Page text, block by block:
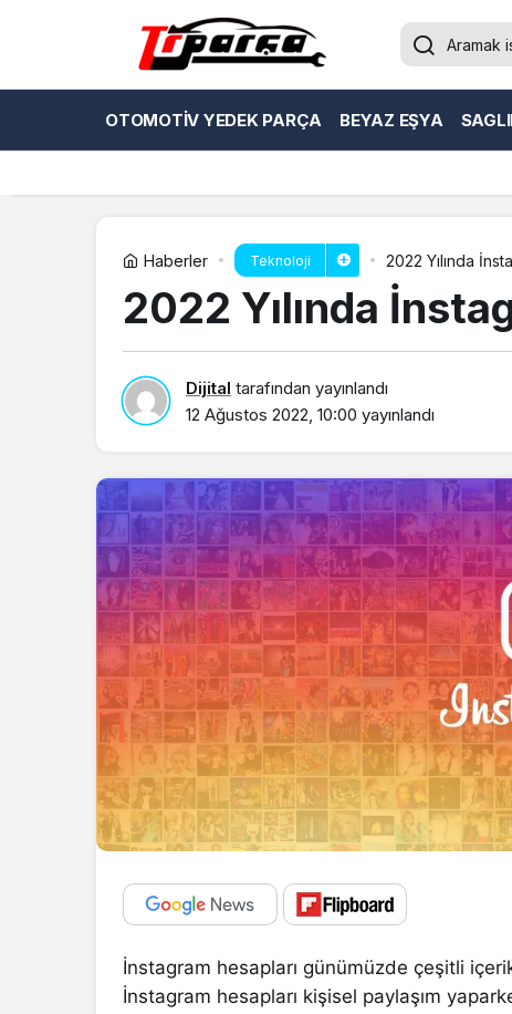
OTOMOTIV YEDEK PARÇA BEYAZ EŞYA
Haberler Teknoloji 2022
2022 Yılında
Dijital tarafından yayınlandı
12 Ağustos 2022, 10:00 yayınlandı
İnstagram hesapları günümüzde çeşitli
İnstagram hesapları kişisel paylaşım